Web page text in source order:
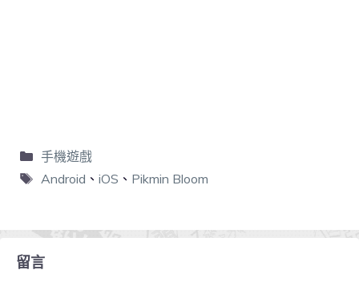
手機遊戲
Android 、 iOS 、 Pikmin Bloom
留言